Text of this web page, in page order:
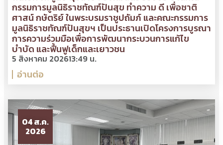
กรรมการมูลนิธิราชทัณฑ์ปันสุข ทำความ ดี เพื่อชาติ
ศาสน์ กษัตริย์ ในพระบรมราชูปถัมภ์ และคณะกรรมการ
มูลนิธิราชทัณฑ์ปันสุขฯ เป็นประธานเปิดโครงการบูรณา
การความร่วมมือเพื่อการพัฒนากระบวนการแก้ไข
บำบัด และฟื้นฟูเด็กและเยาวชน
5 สิงหาคม 202613:49 น.
อ่านต่อ
04 ส.ค.
2026